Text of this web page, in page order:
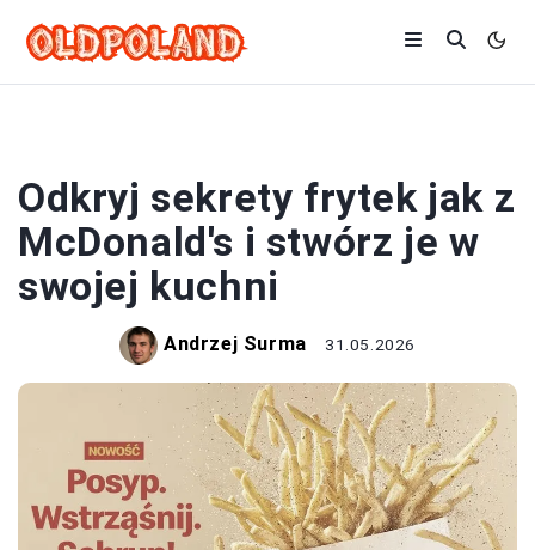
Odkryj sekrety frytek jak z
McDonald's i stwórz je w
swojej kuchni
Andrzej Surma 31.05.2026